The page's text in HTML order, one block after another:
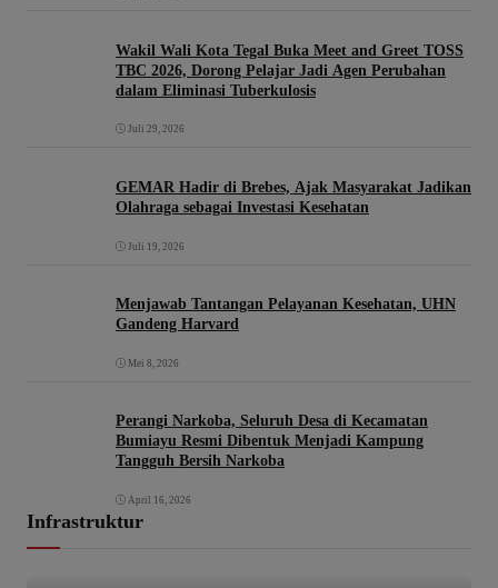
Wakil Wali Kota Tegal Buka Meet and Greet TOSS
TBC 2026, Dorong Pelajar Jadi Agen Perubahan
dalam Eliminasi Tuberkulosis
Juli 29, 2026
GEMAR Hadir di Brebes, Ajak Masyarakat Jadikan
Olahraga sebagai Investasi Kesehatan
Juli 19, 2026
Menjawab Tantangan Pelayanan Kesehatan, UHN
Gandeng Harvard
Mei 8, 2026
Perangi Narkoba, Seluruh Desa di Kecamatan
Bumiayu Resmi Dibentuk Menjadi Kampung
Tangguh Bersih Narkoba
April 16, 2026
Infrastruktur